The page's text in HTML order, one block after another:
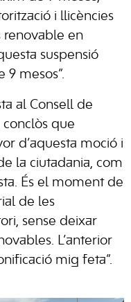
i llicències
renovable en
suspensió
mesos”.
al Consell de
conclòs que
d’aquesta moció i
la ciutadania, com
És el moment de
de les
sense deixar
L’anterior
mig feta”.